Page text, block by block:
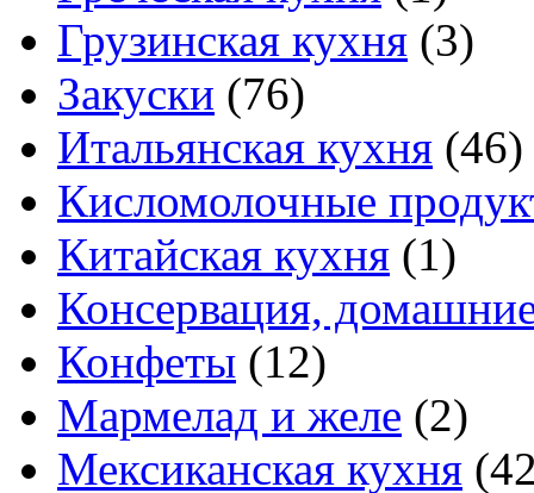
Грузинская кухня (3)
Закуски (76)
Итальянская кухня (46)
Кисломолочные
Китайская кухня (1)
Консервация,
Конфеты (12)
Мармелад и желе (2)
Мексиканская кухня